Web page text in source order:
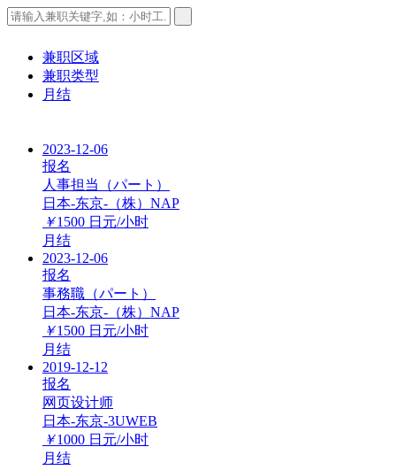
兼职区域
兼职类型
月结
2023-12-06
报名
人事担当（パート）
日本-东京-（株）NAP
￥1500 日元/小时
月结
2023-12-06
报名
事務職（パート）
日本-东京-（株）NAP
￥1500 日元/小时
月结
2019-12-12
报名
网页设计师
日本-东京-3UWEB
￥1000 日元/小时
月结